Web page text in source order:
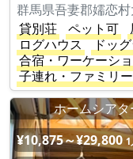
貸別荘
ペット可
ログハウス
ドッ
合宿・ワーケーシ
子連れ・ファミリー
ホームシア
¥10,875～¥29,800 1